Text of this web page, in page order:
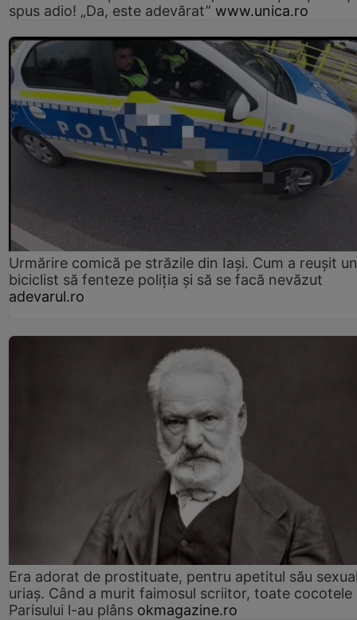
spus adio! „Da, este adevărat” www.unica.ro
Urmărire comică pe străzile din Iași. Cum a reușit un
biciclist să fenteze poliția și să se facă nevăzut
adevarul.ro
Era adorat de prostituate, pentru apetitul său
uriaș. Când a murit faimosul scriitor, toate cocotele
Parisului l-au plâns okmagazine.ro